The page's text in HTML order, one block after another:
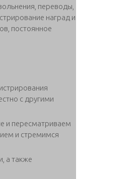
переводы,
наград и
постоянное
с другими
и пересматриваем
и стремимся
а также